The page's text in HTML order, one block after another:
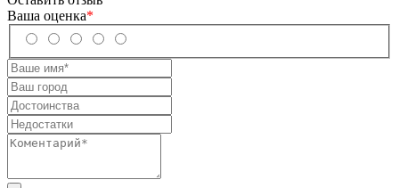
Ваша оценка*